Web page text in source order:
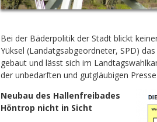
Bei der Bäderpolitik der Stadt blickt
Yüksel (Landatgsabgeordneter, SPD)
gebaut und lässt sich im
der unbedarften und gutgläubigen
Neubau des Hallenfreibades
Höntrop nicht in Sicht